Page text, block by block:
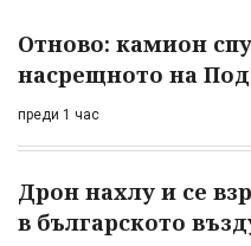
Отново: камион
насрещното на
преди 1 час
Дрон нахлу и се
в българското